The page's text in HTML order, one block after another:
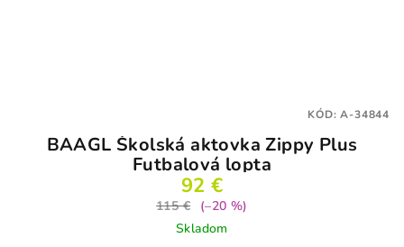
BAAGL Školská aktovka Zippy Plus
Futbalová lopta
92 €
115 €
(–20 %)
Skladom
KÓD:A-34844